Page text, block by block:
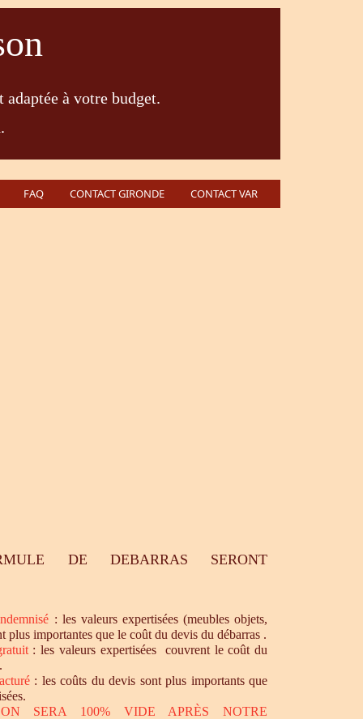
à votre budget.
FAQ CONTACT GIRONDE CONTACT VAR
DE DEBARRAS SERONT
: les valeurs expertisées (meubles objets,
plus importantes que le coût du devis du débarras .
: les valeurs expertisées couvrent le coût du
: les coûts du devis sont plus importants que
SERA 100% VIDE APRÈS NOTRE